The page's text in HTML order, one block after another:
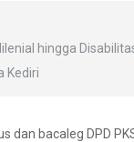
hingga
Kediri
dan bacaleg DPD